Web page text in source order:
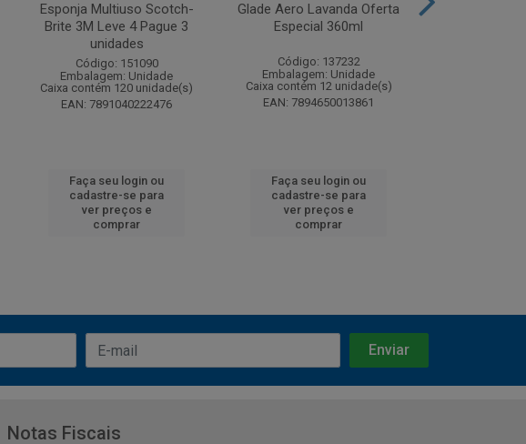
Esponja Multiuso Scotch-
Brite 3M Leve 4 Pague 3
unidades
Código: 151090
Embalagem: Unidade
Caixa contém 120 unidade(s)
EAN: 7891040222476
Faça seu login ou
cadastre-se para
ver preços e
comprar
Glade Aero Lavanda Oferta
Especial 360ml
Código: 137232
Embalagem: Unidade
Caixa contém 12 unidade(s)
EAN: 7894650013861
Faça seu login ou
cadastre-se para
ver preços e
comprar
Notas Fiscais